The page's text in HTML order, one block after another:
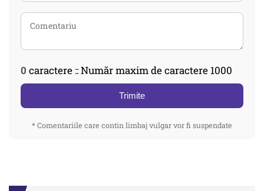
0 caractere :: Număr maxim de caractere 1000
Trimite
* Comentariile care contin limbaj vulgar vor fi suspendate